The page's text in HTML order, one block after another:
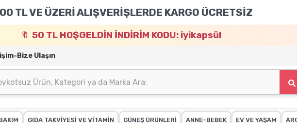
TL VE ÜZERİ ALIŞVERİŞLERDE KARGO ÜCRETSİZ
50 TL HOŞGELDİN İNDİRİM KODU: iyikapsül
Bize Ulaşın
GIDA TAKVİYESİ VE VİTAMİN GÜNEŞ ÜRÜNLERİ ANNE-BEBEK EV VE YAŞAM